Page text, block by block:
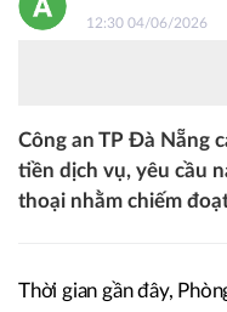
12:30 04/06/2026
Công an TP Đà Nẵng
tiền dịch vụ, yêu cầu
thoại nhằm chiếm
Thời gian gần đây,